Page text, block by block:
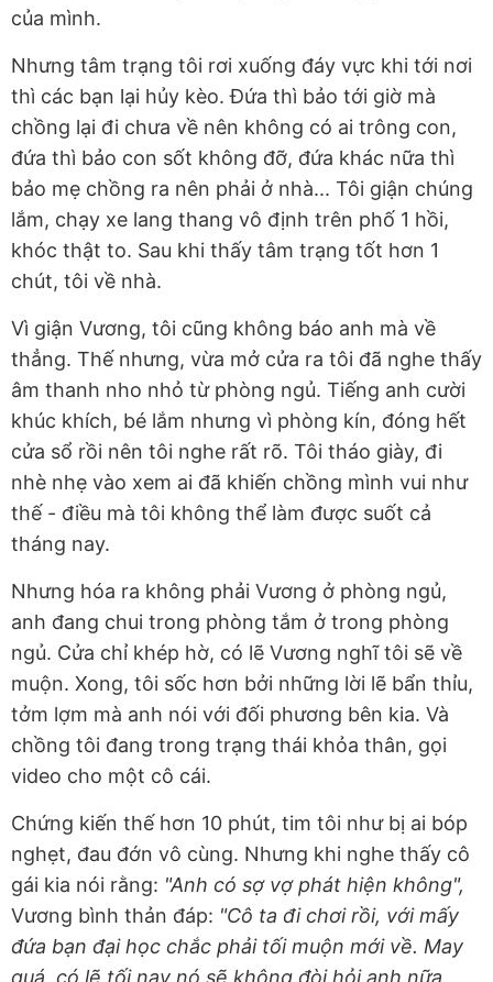
của mình.
Nhưng tâm trạng tôi rơi xuống đáy vực khi tới nơi
thì các bạn lại hủy kèo. Đứa thì bảo tới giờ mà
chồng lại đi chưa về nên không có ai trông con,
đứa thì bảo con sốt không đỡ, đứa khác nữa thì
bảo mẹ chồng ra nên phải ở nhà... Tôi giận chúng
lắm, chạy xe lang thang vô định trên phố 1 hồi,
khóc thật to. Sau khi thấy tâm trạng tốt hơn 1
chút, tôi về nhà.
Vì giận Vương, tôi cũng không báo anh mà về
thẳng. Thế nhưng, vừa mở cửa ra tôi đã nghe thấy
âm thanh nho nhỏ từ phòng ngủ. Tiếng anh cười
khúc khích, bé lắm nhưng vì phòng kín, đóng hết
cửa sổ rồi nên tôi nghe rất rõ. Tôi tháo giày, đi
nhè nhẹ vào xem ai đã khiến chồng mình vui như
thế - điều mà tôi không thể làm được suốt cả
tháng nay.
Nhưng hóa ra không phải Vương ở phòng ngủ,
anh đang chui trong phòng tắm ở trong phòng
ngủ. Cửa chỉ khép hờ, có lẽ Vương nghĩ tôi sẽ về
muộn. Xong, tôi sốc hơn bởi những lời lẽ bẩn thỉu,
tởm lợm mà anh nói với đối phương bên kia. Và
chồng tôi đang trong trạng thái khỏa thân, gọi
video cho một cô cái.
Chứng kiến thế hơn 10 phút, tim tôi như bị ai bóp
nghẹt, đau đớn vô cùng. Nhưng khi nghe thấy cô
gái kia nói rằng: "Anh có sợ vợ phát hiện không",
Vương bình thản đáp: "Cô ta đi chơi rồi, với mấy
đứa bạn đại học chắc phải tối muộn mới về. May
quá, có lẽ tối nay nó sẽ không đòi hỏi anh nữa.